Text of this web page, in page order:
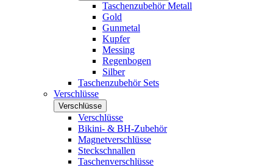
Taschenzubehör Metall
Gold
Gunmetal
Kupfer
Messing
Regenbogen
Silber
Taschenzubehör Sets
Verschlüsse
Verschlüsse
Verschlüsse
Bikini- & BH-Zubehör
Magnetverschlüsse
Steckschnallen
Taschenverschlüsse